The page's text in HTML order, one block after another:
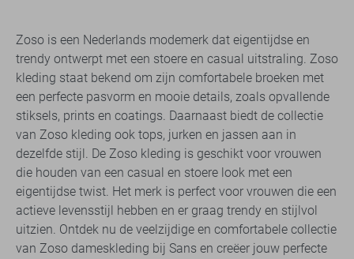
Zoso is een Nederlands modemerk dat eigentijdse en
trendy ontwerpt met een stoere en casual uitstraling. Zoso
kleding staat bekend om zijn comfortabele broeken met
een perfecte pasvorm en mooie details, zoals opvallende
stiksels, prints en coatings. Daarnaast biedt de collectie
van Zoso kleding ook tops, jurken en jassen aan in
dezelfde stijl. De Zoso kleding is geschikt voor vrouwen
die houden van een casual en stoere look met een
eigentijdse twist. Het merk is perfect voor vrouwen die een
actieve levensstijl hebben en er graag trendy en stijlvol
uitzien. Ontdek nu de veelzijdige en comfortabele collectie
van Zoso dameskleding bij Sans en creëer jouw perfecte